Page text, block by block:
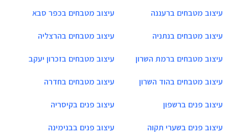
עיצוב מטבחים ברעננה עיצוב מטבחים בכפר סבא
עיצוב מטבחים בנתניה עיצוב מטבחים בהרצליה
עיצוב מטבחים ברמת השרון עיצוב מטבחים בזכרון יעקב
עיצוב מטבחים בהוד השרון עיצוב מטבחים בחדרה
עיצוב פנים ברשפון עיצוב פנים בקיסריה
עיצוב פנים בשערי תקוה עיצוב פנים בבנימינה